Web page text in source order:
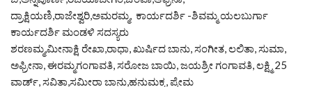
ದ್ರಾಕ್ಷಿಯಣಿ,ರಾಜೇಶ್ವರಿ,ಅಮರಮ್ಮ, ಕಾರ್ಯದರ್ಶಿ -ಶಿವಮ್ಮ ಯಲಬುರ್ಗಾ
ಕಾರ್ಯದರ್ಶಿ ಮಂಡಳಿ ಸದಸ್ಯರು
ಶರಣಮ್ಮ,ಮೀನಾಕ್ಷಿ ರೇಖಾ,ರಾಧಾ, ಖುರ್ಷಿದ ಬಾನು, ಸಂಗೀತ, ಲಲಿತಾ, ಸುಮಾ,
ಅಫ್ರೀನಾ, ಈರಮ್ಮಗಂಗಾವತಿ, ಸರೋಜ ಬಾಯಿ, ಜಯಶ್ರೀ ಗಂಗಾವತಿ, ಲಕ್ಷ್ಮಿ 25
ವಾರ್ಡ್, ಸವಿತಾ,ಸಮೀರಾ ಬಾನು,ಹನುಮಕ್ಕ, ಪ್ರೇಮ